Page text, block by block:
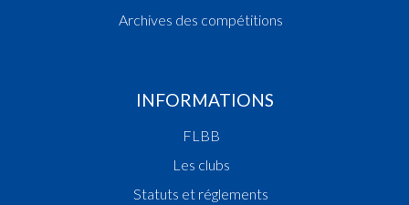
Archives des compétitions
INFORMATIONS
FLBB
Les clubs
Statuts et réglements